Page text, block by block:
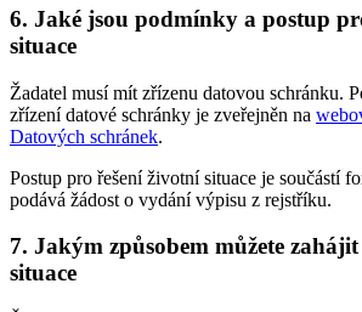
6. Jaké jsou podmínky a postup
situace
Žadatel musí mít zřízenu datovou schránku.
zřízení datové schránky je zveřejněn na
Datových schránek.
Postup pro řešení životní situace je součástí
podává žádost o vydání výpisu z rejstříku.
7. Jakým způsobem můžete
situace